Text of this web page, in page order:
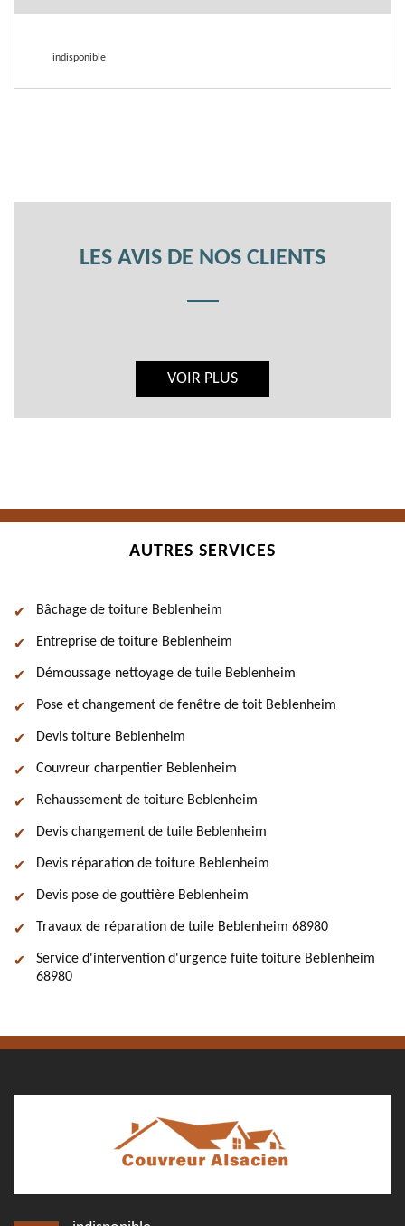
indisponible
LES AVIS DE NOS CLIENTS
VOIR PLUS
AUTRES SERVICES
Bâchage de toiture Beblenheim
Entreprise de toiture Beblenheim
Démoussage nettoyage de tuile Beblenheim
Pose et changement de fenêtre de toit Beblenheim
Devis toiture Beblenheim
Couvreur charpentier Beblenheim
Rehaussement de toiture Beblenheim
Devis changement de tuile Beblenheim
Devis réparation de toiture Beblenheim
Devis pose de gouttière Beblenheim
Travaux de réparation de tuile Beblenheim 68980
Service d'intervention d'urgence fuite toiture Beblenheim
68980